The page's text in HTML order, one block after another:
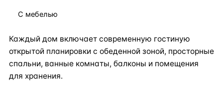
С мебелью
Каждый дом включает современную гостиную
открытой планировки с обеденной зоной, просторные
спальни, ванные комнаты, балконы и помещения
для хранения.